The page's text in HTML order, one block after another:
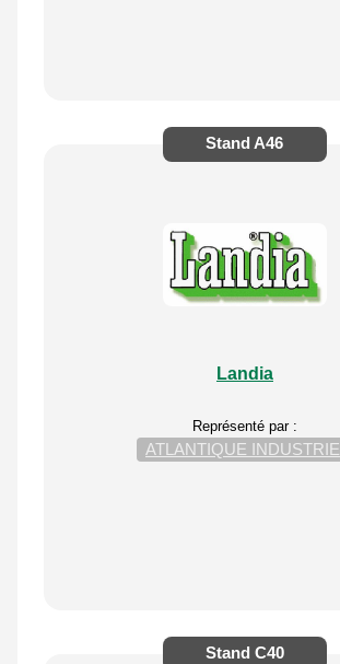
Stand A46
Landia
Représenté par :
ATLANTIQUE INDUSTRIE
Stand C40